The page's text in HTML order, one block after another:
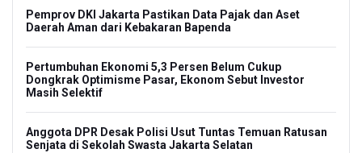
Pemprov DKI Jakarta Pastikan Data Pajak dan Aset
Daerah Aman dari Kebakaran Bapenda
Pertumbuhan Ekonomi 5,3 Persen Belum Cukup
Dongkrak Optimisme Pasar, Ekonom Sebut Investor
Masih Selektif
Anggota DPR Desak Polisi Usut Tuntas Temuan Ratusan
Senjata di Sekolah Swasta Jakarta Selatan